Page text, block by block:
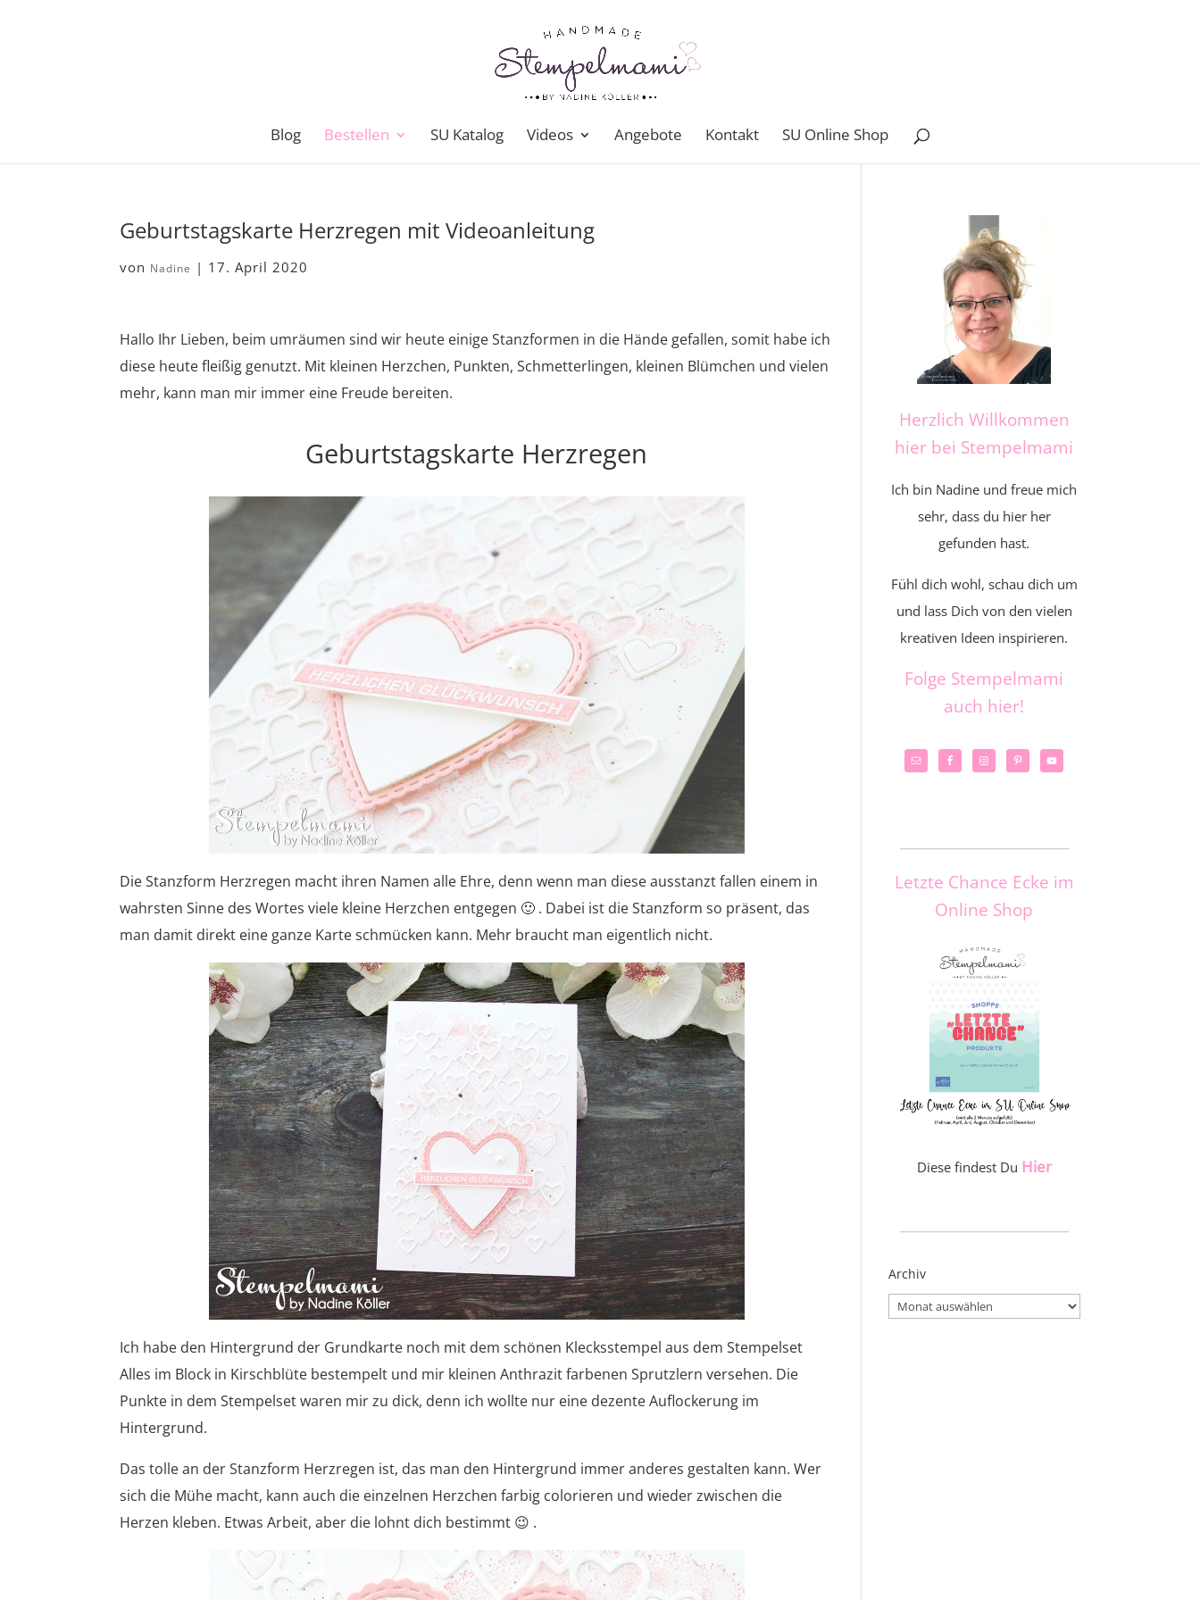
Blog Bestellen SU Katalog Videos Angebote Kontakt SU Online Shop
Geburtstagskarte Herzregen mit Videoanleitung
von Nadine | 17. April 2020
Hallo Ihr Lieben, beim umräumen sind wir heute einige Stanzformen in die Hände gefallen, somit habe ich
diese heute fleißig genutzt. Mit kleinen Herzchen, Punkten, Schmetterlingen, kleinen Blümchen und vielen
mehr, kann man mir immer eine Freude bereiten.
Geburtstagskarte Herzregen
Die Stanzform Herzregen macht ihren Namen alle Ehre, denn wenn man diese ausstanzt fallen einem in
wahrsten Sinne des Wortes viele kleine Herzchen entgegen 🙂 . Dabei ist die Stanzform so präsent, das
man damit direkt eine ganze Karte schmücken kann. Mehr braucht man eigentlich nicht.
Ich habe den Hintergrund der Grundkarte noch mit dem schönen Klecksstempel aus dem Stempelset
Alles im Block in Kirschblüte bestempelt und mir kleinen Anthrazit farbenen Sprutzlern versehen. Die
Punkte in dem Stempelset waren mir zu dick, denn ich wollte nur eine dezente Auflockerung im
Hintergrund.
Das tolle an der Stanzform Herzregen ist, das man den Hintergrund immer anderes gestalten kann. Wer
sich die Mühe macht, kann auch die einzelnen Herzchen farbig colorieren und wieder zwischen die
Herzen kleben. Etwas Arbeit, aber die lohnt dich bestimmt 😉 .
Herzlich Willkommen
hier bei Stempelmami
Ich bin Nadine und freue mich
sehr, dass du hier her
gefunden hast.
Fühl dich wohl, schau dich um
und lass Dich von den vielen
kreativen Ideen inspirieren.
Folge Stempelmami
auch hier!
Letzte Chance Ecke im
Online Shop
Diese findest Du Hier
Archiv
Archiv